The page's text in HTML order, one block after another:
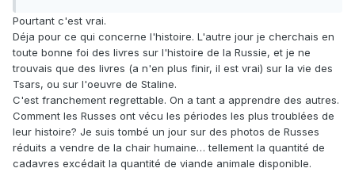
Pourtant c'est vrai.
Déja pour ce qui concerne l'histoire. L'autre jour je cherchais en
toute bonne foi des livres sur l'histoire de la Russie, et je ne
trouvais que des livres (a n'en plus finir, il est vrai) sur la vie des
Tsars, ou sur l'oeuvre de Staline.
C'est franchement regrettable. On a tant a apprendre des autres.
Comment les Russes ont vécu les périodes les plus troublées de
leur histoire? Je suis tombé un jour sur des photos de Russes
réduits a vendre de la chair humaine… tellement la quantité de
cadavres excédait la quantité de viande animale disponible.